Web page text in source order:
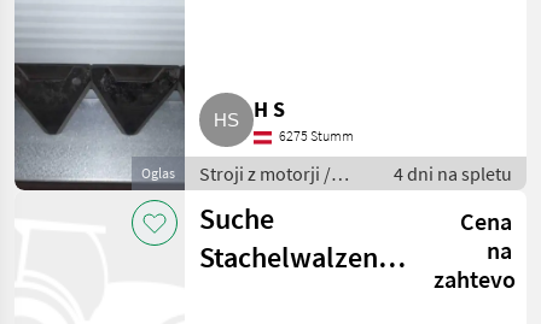
Oglas
H S
6275 Stumm
Stroji z motorji /
Motorna kosilnica/
prekopalnik
4 dni na spletu
Suche
Stachelwalzen
Cena
na
zahtevo